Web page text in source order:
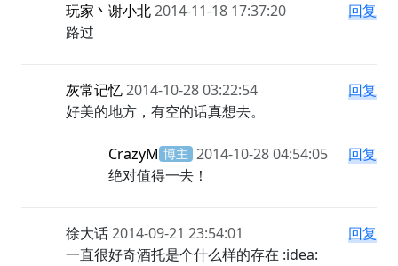
玩家丶谢小北2014-11-18 17:37:20
回复
路过
灰常记忆2014-10-28 03:22:54
回复
好美的地方，有空的话真想去。
CrazyM 博主 2014-10-28 04:54:05
回复
绝对值得一去！
徐大话2014-09-21 23:54:01
回复
一直很好奇酒托是个什么样的存在 :idea: